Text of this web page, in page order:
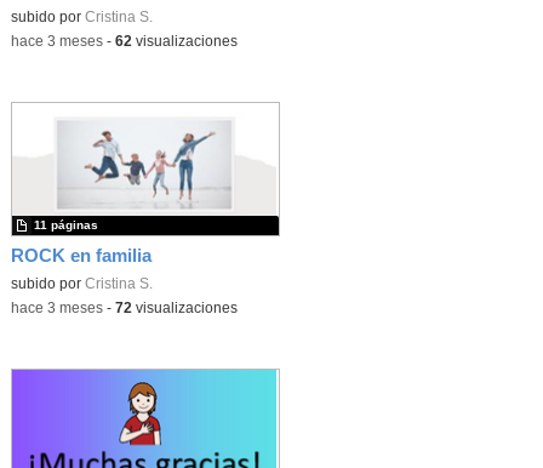
subido por Cristina S.
-hace 3 meses- 62 visualizaciones
ROCK en familia
subido por Cristina S.
11 páginas
-hace 3 meses- 72 visualizaciones